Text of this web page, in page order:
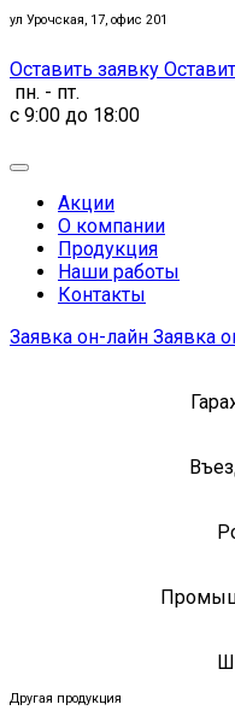
ул Урочская, 17, офис 201
Оставить заявку
пн. - пт.
c 9:00 до 18:00
Акции
О компании
Продукция
Наши работы
Контакты
Заявка он-лайн Заявка
Другая продукция